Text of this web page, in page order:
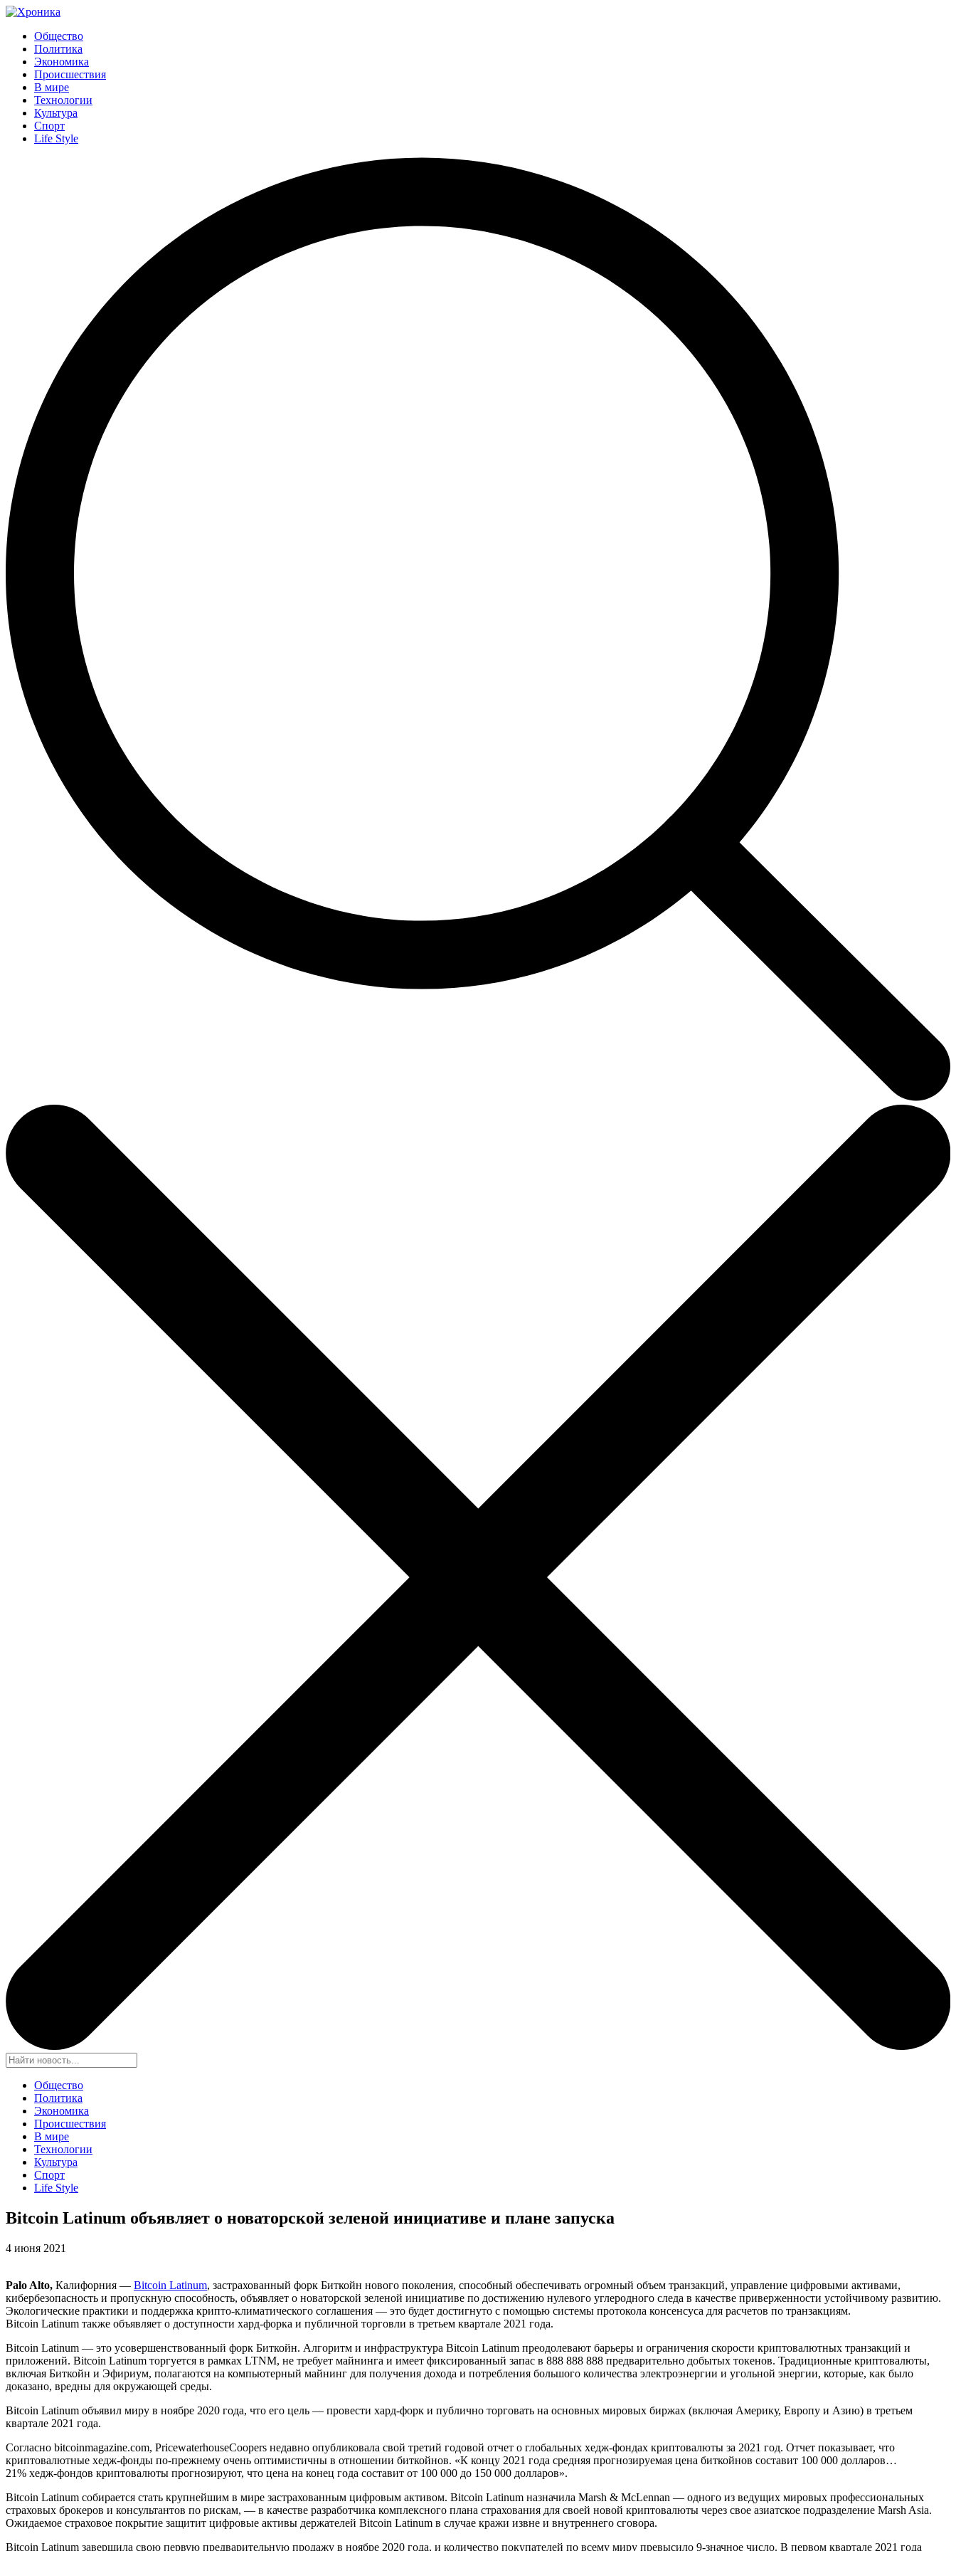
Общество
Политика
Экономика
Происшествия
В мире
Технологии
Культура
Спорт
Life Style
Общество
Политика
Экономика
Происшествия
В мире
Технологии
Культура
Спорт
Life Style
Bitcoin Latinum объявляет о новаторской зеленой инициативе и плане запуска
4 июня 2021
Palo Alto, Калифорния — Bitcoin Latinum, застрахованный форк Биткойн нового поколения, способный обеспечивать огромный объем транзакций, управление цифровыми активами,
кибербезопасность и пропускную способность, объявляет о новаторской зеленой инициативе по достижению нулевого углеродного следа в качестве приверженности устойчивому развитию.
Экологические практики и поддержка крипто-климатического соглашения — это будет достигнуто с помощью системы протокола консенсуса для расчетов по транзакциям.
Bitcoin Latinum также объявляет о доступности хард-форка и публичной торговли в третьем квартале 2021 года.
Bitcoin Latinum — это усовершенствованный форк Биткойн. Алгоритм и инфраструктура Bitcoin Latinum преодолевают барьеры и ограничения скорости криптовалютных транзакций и
приложений. Bitcoin Latinum торгуется в рамках LTNM, не требует майнинга и имеет фиксированный запас в 888 888 888 предварительно добытых токенов. Традиционные криптовалюты,
включая Биткойн и Эфириум, полагаются на компьютерный майнинг для получения дохода и потребления большого количества электроэнергии и угольной энергии, которые, как было
доказано, вредны для окружающей среды.
Bitcoin Latinum объявил миру в ноябре 2020 года, что его цель — провести хард-форк и публично торговать на основных мировых биржах (включая Америку, Европу и Азию) в третьем
квартале 2021 года.
Согласно bitcoinmagazine.com, PricewaterhouseCoopers недавно опубликовала свой третий годовой отчет о глобальных хедж-фондах криптовалюты за 2021 год. Отчет показывает, что
криптовалютные хедж-фонды по-прежнему очень оптимистичны в отношении биткойнов. «К концу 2021 года средняя прогнозируемая цена биткойнов составит 100 000 долларов…
21% хедж-фондов криптовалюты прогнозируют, что цена на конец года составит от 100 000 до 150 000 долларов».
Bitcoin Latinum собирается стать крупнейшим в мире застрахованным цифровым активом. Bitcoin Latinum назначила Marsh & McLennan — одного из ведущих мировых профессиональных
страховых брокеров и консультантов по рискам, — в качестве разработчика комплексного плана страхования для своей новой криптовалюты через свое азиатское подразделение Marsh Asia.
Ожидаемое страховое покрытие защитит цифровые активы держателей Bitcoin Latinum в случае кражи извне и внутреннего сговора.
Bitcoin Latinum завершила свою первую предварительную продажу в ноябре 2020 года, и количество покупателей по всему миру превысило 9-значное число. В первом квартале 2021 года